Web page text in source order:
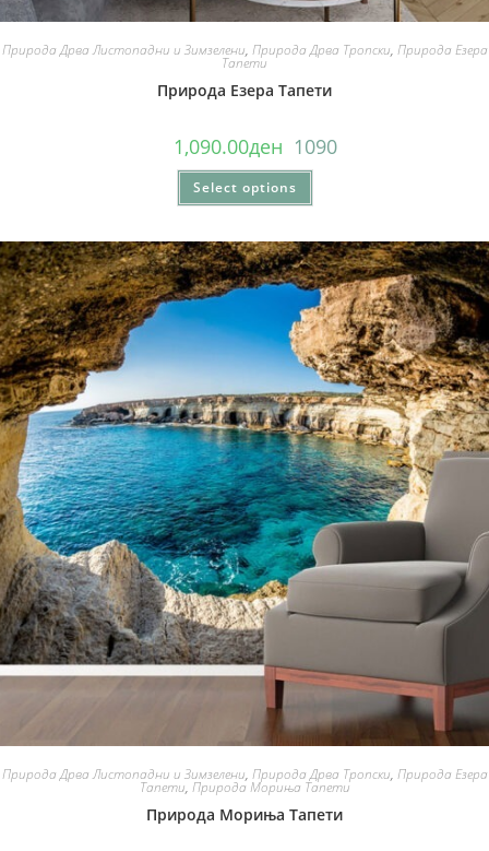
Природа Дрва Листопадни и Зимзелени, Природа Дрва Тропски, Природа Езера
Тапети
Природа Езера Тапети
1,090.00ден 1090
Select options
Природа Дрва Листопадни и Зимзелени, Природа Дрва Тропски, Природа Езера
Тапети, Природа Мориња Тапети
Природа Мориња Тапети